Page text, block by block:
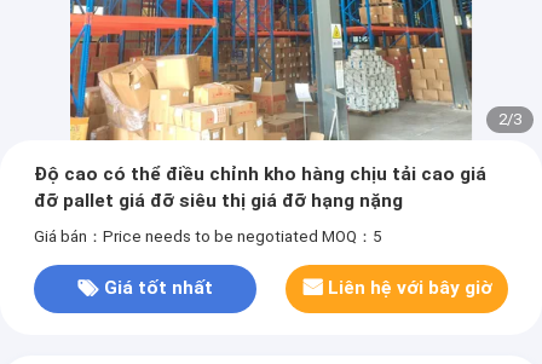
2/3
Độ cao có thể điều chỉnh kho hàng chịu tải cao giá
đỡ pallet giá đỡ siêu thị giá đỡ hạng nặng
Giá bán：Price needs to be negotiated MOQ：5
Giá tốt nhất Liên hệ với bây giờ